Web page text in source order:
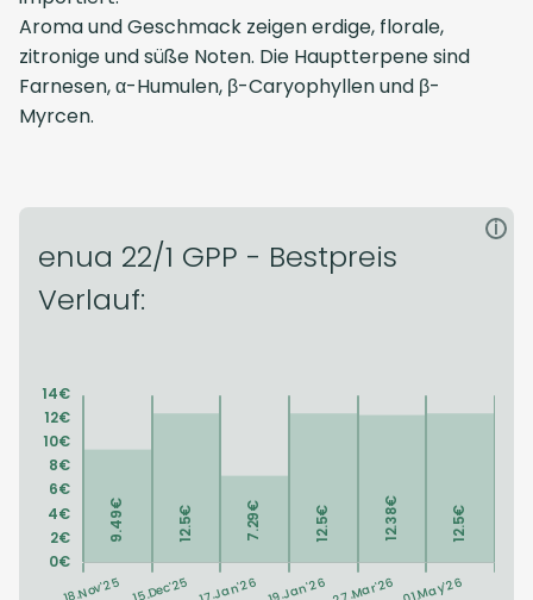
Aroma und Geschmack zeigen erdige, florale,
zitronige und süße Noten. Die Hauptterpene sind
Farnesen, α-Humulen, β-Caryophyllen und β-
Myrcen.
enua 22/1 GPP - Bestpreis
Verlauf:
i